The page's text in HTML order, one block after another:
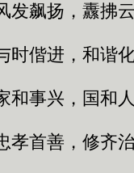
飙扬，纛拂
偕进，和谐
事兴，国和
首善，修齐